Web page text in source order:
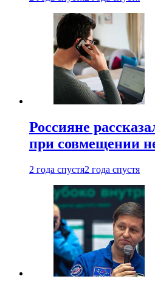
Россияне
при совмещении
2 года спустя2 года спустя